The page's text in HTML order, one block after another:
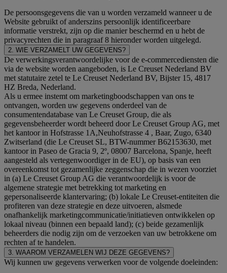
De persoonsgegevens die van u worden verzameld wanneer u de
Website gebruikt of anderszins persoonlijk identificeerbare
informatie verstrekt, zijn op die manier beschermd en u hebt de
privacyrechten die in paragraaf 8 hieronder worden uitgelegd.
2. WIE VERZAMELT UW GEGEVENS?
De verwerkingsverantwoordelijke voor de e-commercediensten die
via de website worden aangeboden, is Le Creuset Nederland BV
met statutaire zetel te Le Creuset Nederland BV, Bijster 15, 4817
HZ Breda, Nederland.
Als u ermee instemt om marketingboodschappen van ons te
ontvangen, worden uw gegevens onderdeel van de
consumentendatabase van Le Creuset Group, die als
gegevensbeheerder wordt beheerd door Le Creuset Group AG, met
het kantoor in Hofstrasse 1A,Neuhofstrasse 4 , Baar, Zugo, 6340
Zwitserland (die Le Creuset SL, BTW-nummer B62153630, met
kantoor in Paseo de Gracia 9, 2º, 08007 Barcelona, Spanje, heeft
aangesteld als vertegenwoordiger in de EU), op basis van een
overeenkomst tot gezamenlijke zeggenschap die in wezen voorziet
in (a) Le Creuset Group AG die verantwoordelijk is voor de
algemene strategie met betrekking tot marketing en
gepersonaliseerde klantervaring; (b) lokale Le Creuset-entiteiten die
profiteren van deze strategie en deze uitvoeren, alsmede
onafhankelijk marketingcommunicatie/initiatieven ontwikkelen op
lokaal niveau (binnen een bepaald land); (c) beide gezamenlijk
beheerders die nodig zijn om de verzoeken van uw betrokkene om
rechten af te handelen.
3. WAAROM VERZAMELEN WIJ DEZE GEGEVENS?
Wij kunnen uw gegevens verwerken voor de volgende doeleinden: